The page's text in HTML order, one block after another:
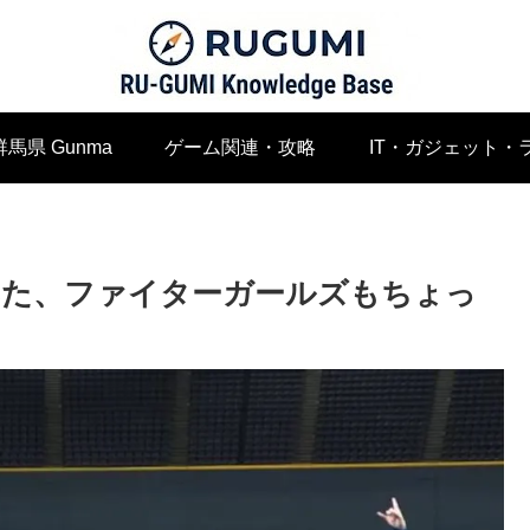
馬県 Gunma ゲーム関連・攻略 IT・ガジェット・
、ファイターガールズもちょっ